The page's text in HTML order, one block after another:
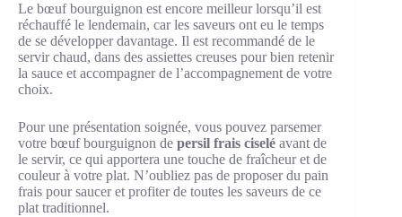
Le bœuf bourguignon est encore meilleur lorsqu’il est
réchauffé le lendemain, car les saveurs ont eu le temps
de se développer davantage. Il est recommandé de le
servir chaud, dans des assiettes creuses pour bien retenir
la sauce et accompagner de l’accompagnement de votre
choix.
Pour une présentation soignée, vous pouvez parsemer
votre bœuf bourguignon de persil frais ciselé avant de
le servir, ce qui apportera une touche de fraîcheur et de
couleur à votre plat. N’oubliez pas de proposer du pain
frais pour saucer et profiter de toutes les saveurs de ce
plat traditionnel.